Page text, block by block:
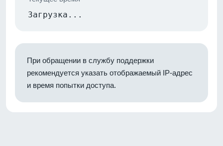
Загрузка...
При обращении в службу поддержки
рекомендуется указать отображаемый IP-адрес
и время попытки доступа.